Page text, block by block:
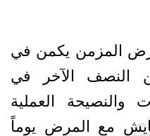
المزمن يكمن في
النصف الآخر في
والنصيحة العملية
مع المرض يوماً